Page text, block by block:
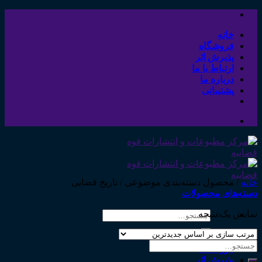
Skip
contentخانه
فروشگاه
پذیرش اثر
ارتباط با ما
درباره ما
پشتیبانی
جستجو
خانه
فروشگاه
پذیرش اثر
خانه /محصول دسته‌بندی موضوعی / تاریخ قضایی
دسته‌های محصولات
نمایش یک نتیجه
جستجو